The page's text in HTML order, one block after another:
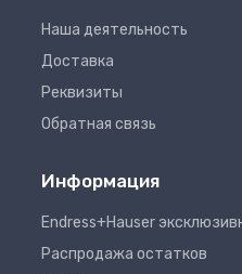
Наша деятельность
Доставка
Реквизиты
Обратная связь
Информация
Endress+Hauser
Распродажа остатков